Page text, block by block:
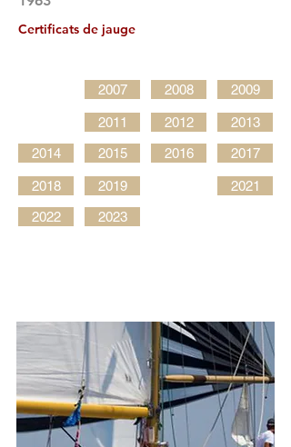
Certificats de jauge
2007 2008 2009
2011 2012
2013
2014
2015 2016 2017
2018 2019
2021
2022
2023